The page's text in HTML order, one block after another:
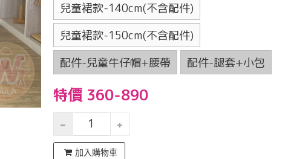
兒童裙款-140cm(不含配件)
兒童裙款-150cm(不含配件)
配件-兒童牛仔帽+腰帶
配件-腿套+小包
特價 360-890
加入購物車